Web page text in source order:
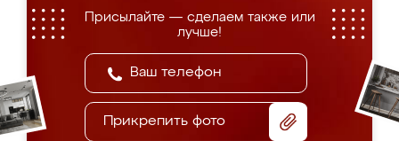
Присылайте — сделаем также или
лучше!
Прикрепить фото